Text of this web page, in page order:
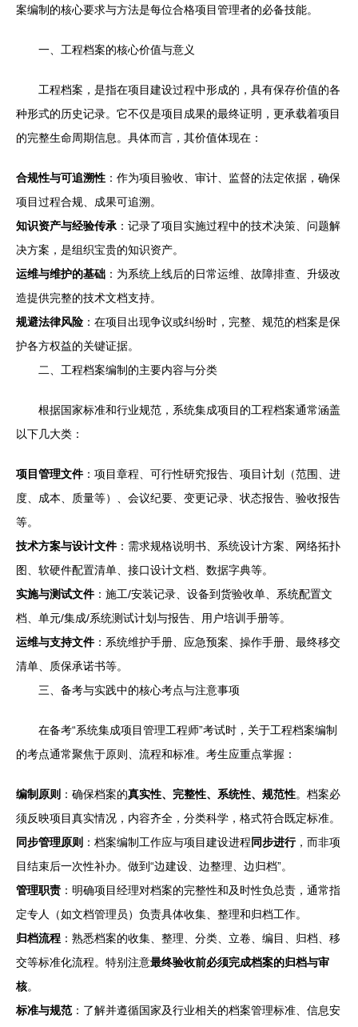
案编制的核心要求与方法是每位合格项目管理者的必备技能。
一、工程档案的核心价值与意义
工程档案，是指在项目建设过程中形成的，具有保存价值的各
种形式的历史记录。它不仅是项目成果的最终证明，更承载着项目
的完整生命周期信息。具体而言，其价值体现在：
合规性与可追溯性 ：作为项目验收、审计、监督的法定依据，确保
项目过程合规、成果可追溯。
知识资产与经验传承 ：记录了项目实施过程中的技术决策、问题解
决方案，是组织宝贵的知识资产。
运维与维护的基础 ：为系统上线后的日常运维、故障排查、升级改
造提供完整的技术文档支持。
规避法律风险 ：在项目出现争议或纠纷时，完整、规范的档案是保
护各方权益的关键证据。
二、工程档案编制的主要内容与分类
根据国家标准和行业规范，系统集成项目的工程档案通常涵盖
以下几大类：
项目管理文件：项目章程、可行性研究报告、项目计划（范围、进
度、成本、质量等）、会议纪要、变更记录、状态报告、验收报告
等。
技术方案与设计文件：需求规格说明书、系统设计方案、网络拓扑
图、软硬件配置清单、接口设计文档、数据字典等。
实施与测试文件：施工/安装记录、设备到货验收单、系统配置文
档、单元/集成/系统测试计划与报告、用户培训手册等。
运维与支持文件：系统维护手册、应急预案、操作手册、最终移交
清单、质保承诺书等。
三、备考与实践中的核心考点与注意事项
在备考“系统集成项目管理工程师”考试时，关于工程档案编制
的考点通常聚焦于原则、流程和标准。考生应重点掌握：
编制原则 ：确保档案的真实性、完整性、系统性、规范性。档案必
须反映项目真实情况，内容齐全，分类科学，格式符合既定标准。
同步管理原则 ：档案编制工作应与项目建设进程同步进行，而非项
目结束后一次性补办。做到“边建设、边整理、边归档”。
管理职责 ：明确项目经理对档案的完整性和及时性负总责，通常指
定专人（如文档管理员）负责具体收集、整理和归档工作。
归档流程 ：熟悉档案的收集、整理、分类、立卷、编目、归档、移
交等标准化流程。特别注意最终验收前必须完成档案的归档与审
核。
标准与规范 ：了解并遵循国家及行业相关的档案管理标准、信息安